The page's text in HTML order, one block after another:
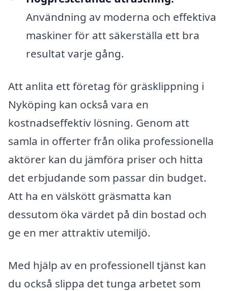
Användning av moderna och effektiva
maskiner för att säkerställa ett bra
resultat varje gång.
Att anlita ett företag för gräsklippning i
Nyköping kan också vara en
kostnadseffektiv lösning. Genom att
samla in offerter från olika professionella
aktörer kan du jämföra priser och hitta
det erbjudande som passar din budget.
Att ha en välskött gräsmatta kan
dessutom öka värdet på din bostad och
ge en mer attraktiv utemiljö.
Med hjälp av en professionell tjänst kan
du också slippa det tunga arbetet som